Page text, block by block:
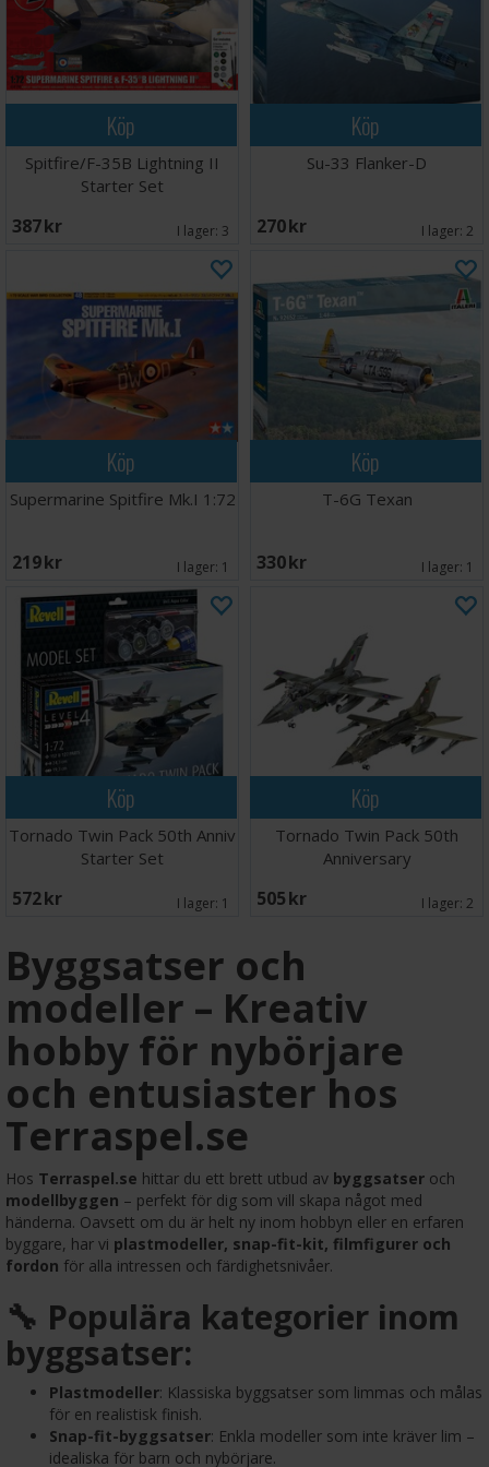
Köp
Spitfire/F-35B Lightning II
Starter Set
387 SEK I lager: 3
Köp
Su-33 Flanker-D
270 SEK I lager: 2
Köp
Supermarine Spitfire Mk.I 1:72
219 SEK I lager: 1
Köp
T-6G Texan
330 SEK I lager: 1
Köp
Tornado Twin Pack 50th Anniv
Starter Set
572 SEK I lager: 1
Köp
Tornado Twin Pack 50th
Anniversary
505 SEK I lager: 2
Byggsatser och
modeller – Kreativ
hobby för nybörjare
och entusiaster hos
Terraspel.se
Hos Terraspel.se hittar du ett brett utbud av byggsatser och
modellbyggen – perfekt för dig som vill skapa något med
händerna. Oavsett om du är helt ny inom hobbyn eller en erfaren
byggare, har vi plastmodeller, snap-fit-kit, filmfigurer och
fordon för alla intressen och färdighetsnivåer.
🔧 Populära kategorier inom
byggsatser:
Plastmodeller: Klassiska byggsatser som limmas och målas
för en realistisk finish.
Snap-fit-byggsatser: Enkla modeller som inte kräver lim –
idealiska för barn och nybörjare.